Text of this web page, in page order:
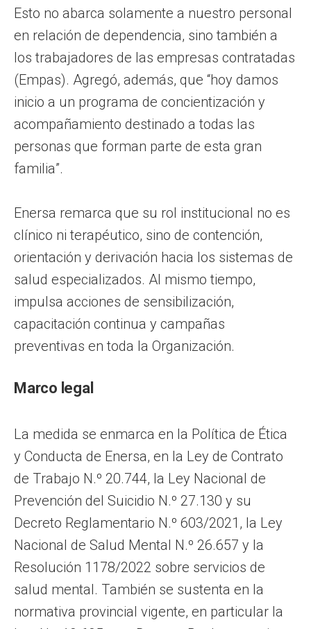
Esto no abarca solamente a nuestro personal
en relación de dependencia, sino también a
los trabajadores de las empresas contratadas
(Empas). Agregó, además, que “hoy damos
inicio a un programa de concientización y
acompañamiento destinado a todas las
personas que forman parte de esta gran
familia”.
Enersa remarca que su rol institucional no es
clínico ni terapéutico, sino de contención,
orientación y derivación hacia los sistemas de
salud especializados. Al mismo tiempo,
impulsa acciones de sensibilización,
capacitación continua y campañas
preventivas en toda la Organización.
Marco legal
La medida se enmarca en la Política de Ética
y Conducta de Enersa, en la Ley de Contrato
de Trabajo N.º 20.744, la Ley Nacional de
Prevención del Suicidio N.º 27.130 y su
Decreto Reglamentario N.º 603/2021, la Ley
Nacional de Salud Mental N.º 26.657 y la
Resolución 1178/2022 sobre servicios de
salud mental. También se sustenta en la
normativa provincial vigente, en particular la